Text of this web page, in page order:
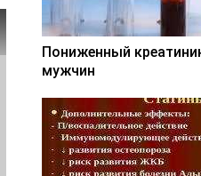
Пониженный
мужчин